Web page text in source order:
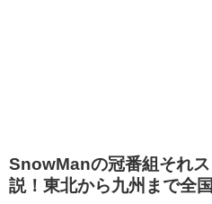
SnowManの冠番組それ
説！東北から九州まで全